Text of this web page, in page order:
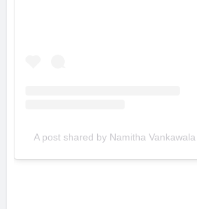
A post shared by Namitha